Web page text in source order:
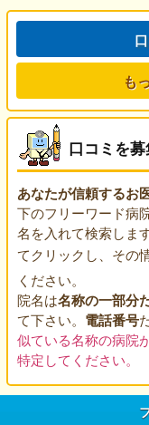
も
口コミを
あなたが信頼するお
下のフリーワード病
名を入れて検索しま
てクリックし、その
ください。
院名は名称の一部分
て下さい。 電話番号
似ている名称の病院
特定してください。